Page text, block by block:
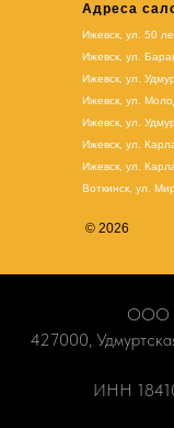
Адреса
Ижевск, ул. 50
Ижевск, ул.
Ижевск, ул.
Ижевск, ул.
Ижевск, ул.
Ижевск, ул.
Ижевск, ул.
Воткинск, ул.
© 2026
ООО
427000,
ИНН